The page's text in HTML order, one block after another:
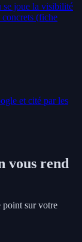
se joue la visibilité
concrets (fiche
et cité par les
vous rend
point sur votre